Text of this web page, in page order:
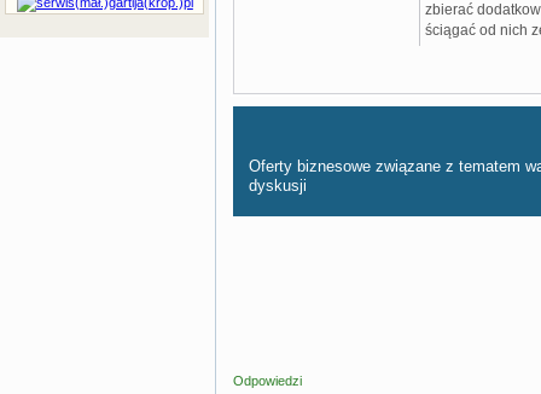
zbierać
ściągać od nich
Oferty biznesowe związane z tematem
dyskusji
Odpowiedzi